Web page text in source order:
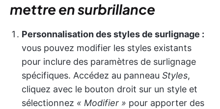
mettre en surbrillance
Personnalisation des styles de surlignage :
vous pouvez modifier les styles existants
pour inclure des paramètres de surlignage
spécifiques. Accédez au panneau Styles,
cliquez avec le bouton droit sur un style et
sélectionnez « Modifier » pour apporter des